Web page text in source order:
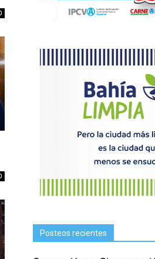
Posteos recientes